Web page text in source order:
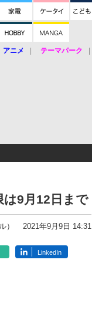
アニメ テーマパーク
は9月12日まで
） 2021年9月9日 14:31
LinkedIn